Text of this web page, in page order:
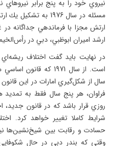
نيروي خود را به پنج برابر نيروهاي
مسئله در سال 1976
ارتش مجزا با فرماندهي جداگانه
ارشد اميران ابوظبي، دبي در
در نهایت باید گفت اختلاف
است. از سال 1971 كه
سال از شكل‌گيري امارات در اين
فراوان، هر پنج سال فقط به تمديد
روزي قرار باشد كه در قانون جديد،
شرايط كاملا تغيير خواهد كرد.
حسادت و رقابت بين شيخ‌نشين‌ها
وقتي كه بندر دبي در حال